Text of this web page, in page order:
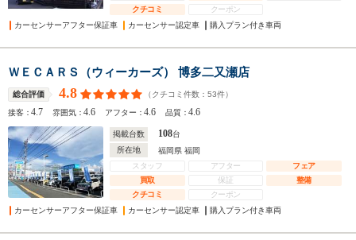
クチコミ
クーポン
カーセンサーアフター保証車
カーセンサー認定車 購入プラン付き車両
ＷＥＣＡＲＳ（ウィーカーズ） 博多二又瀬店
総合評価 4.8 （クチコミ件数： 53件）
接客：4.7 雰囲気：4.6 アフター：4.6 品質：4.6
掲載台数 108台
所在地
福岡県 福岡
スタッフ
アフター
フェア
買取
保証
整備
クチコミ
クーポン
カーセンサーアフター保証車
カーセンサー認定車 購入プラン付き車両